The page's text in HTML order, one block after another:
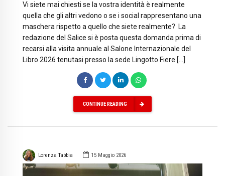
Vi siete mai chiesti se la vostra identità è realmente
quella che gli altri vedono o se i social rappresentano una
maschera rispetto a quello che siete realmente? La
redazione del Salice si è posta questa domanda prima di
recarsi alla visita annuale al Salone Internazionale del
Libro 2026 tenutasi presso la sede Lingotto Fiere […]
CONTINUE READING
Lorenza Tabbia 15 Maggio 2026